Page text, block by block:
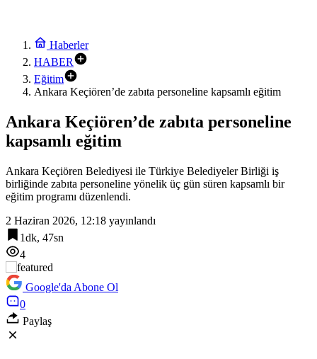
Ankara’da tıbbi aromatik bitki kursuna yoğun ilgi
17:48
SEDEM’den bağımlılıkla mücadeleye destek
Haberler
HABER
Eğitim
Ankara Keçiören’de zabıta personeline kapsamlı eğitim
Ankara Keçiören’de zabıta personeline
kapsamlı eğitim
Ankara Keçiören Belediyesi ile Türkiye Belediyeler Birliği iş
birliğinde zabıta personeline yönelik üç gün süren kapsamlı bir
eğitim programı düzenlendi.
2 Haziran 2026, 12:18 yayınlandı
1dk, 47sn
4
Google'da Abone Ol
0
Paylaş